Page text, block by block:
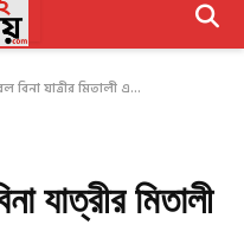
বিনা যাত্রীর মিতালী এ...
যাত্রীর মিতালী